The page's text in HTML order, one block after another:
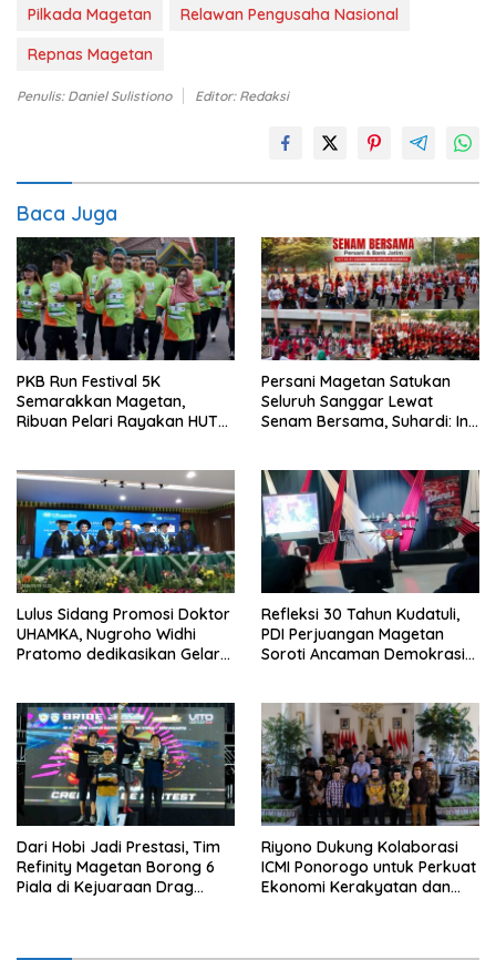
Pilkada Magetan
Relawan Pengusaha Nasional
Repnas Magetan
Penulis: Daniel Sulistiono Editor: Redaksi
Baca Juga
PKB Run Festival 5K
Semarakkan Magetan,
Ribuan Pelari Rayakan HUT
Persani Magetan Satukan
Seluruh Sanggar Lewat
Senam Bersama, Suhardi: Ini
Lulus Sidang Promosi Doktor
UHAMKA, Nugroho Widhi
Pratomo dedikasikan Gelar
Refleksi 30 Tahun Kudatuli,
PDI Perjuangan Magetan
Soroti Ancaman Demokrasi
Dari Hobi Jadi Prestasi, Tim
Refinity Magetan Borong 6
Piala di Kejuaraan Drag
Riyono Dukung Kolaborasi
ICMI Ponorogo untuk Perkuat
Ekonomi Kerakyatan dan